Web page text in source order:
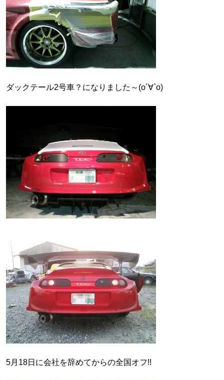
ダックテール2号車？になりました～(о´∀`о)
5月18日に会社を辞めてからの全国オフ!!